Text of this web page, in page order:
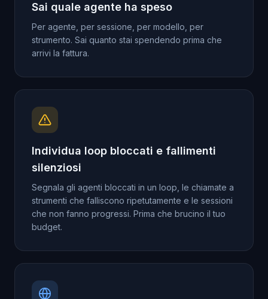
Sai quale agente ha speso
Per agente, per sessione, per modello, per
strumento. Sai quanto stai spendendo prima che
arrivi la fattura.
Individua loop bloccati e fallimenti
silenziosi
Segnala gli agenti bloccati in un loop, le chiamate a
strumenti che falliscono ripetutamente e le sessioni
che non fanno progressi. Prima che brucino il tuo
budget.